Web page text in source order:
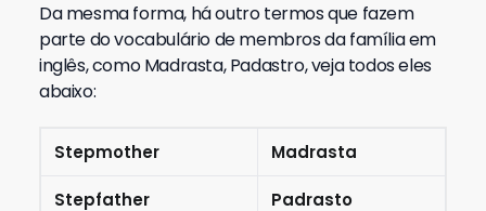
Da mesma forma, há outro termos que fazem
parte do vocabulário de membros da família em
inglês, como Madrasta, Padastro, veja todos eles
abaixo:
Stepmother Madrasta
Stepfather Padrasto